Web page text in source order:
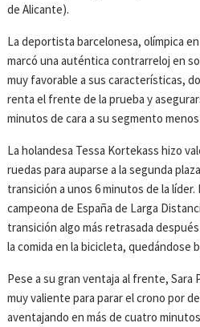
de Alicante).
La deportista barcelonesa, olímpica
marcó una auténtica contrarreloj en
muy favorable a sus características,
renta el frente de la prueba y
minutos de cara a su segmento
La holandesa Tessa Kortekass hizo
ruedas para auparse a la segunda
transición a unos 6 minutos de la líder.
campeona de España de Larga
transición algo más retrasada
la comida en la bicicleta, quedándose
Pese a su gran ventaja al frente, Sara
muy valiente para parar el crono por
aventajando en más de cuatro